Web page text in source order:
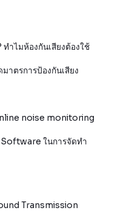
ำไมห้องกันเสียงต้องใช้
าตรการป้องกันเสียง
noise monitoring
ในการจัดทำ
Transmission